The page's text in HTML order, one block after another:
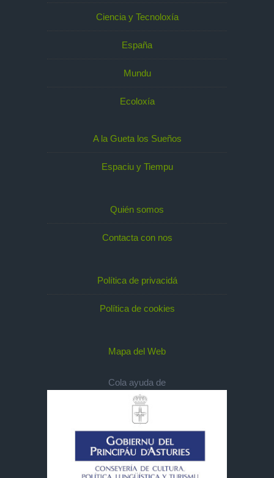
Ciencia y Tecnoloxía
España
Mundu
Ecoloxía
A la Gueta los Sueños
Espaciu y Tiempu
Quién somos
Contacta con nos
Política de privacidá
Política de cookies
Mapa del Web
Cola ayuda de